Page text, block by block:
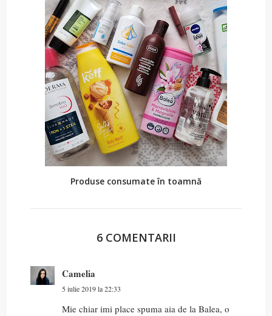
Produse consumate în toamnă
6 COMENTARII
Camelia
5 iulie 2019 la 22:33
Mie chiar imi place spuma aia de la Balea, o